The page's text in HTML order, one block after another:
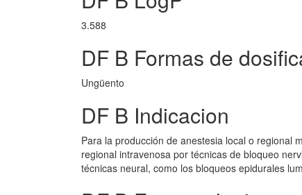
3.588
DF B Formas de
Ungüento
DF B Indicacion
Para la producción de anestesia local o regional
regional intravenosa por técnicas de bloqueo
técnicas neural, como los bloqueos epidurales